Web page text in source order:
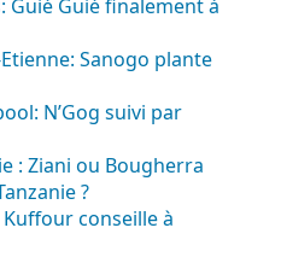
Guié Guié finalement à
Sanogo plante
N’Gog suivi par
: Ziani ou Bougherra
?
conseille à